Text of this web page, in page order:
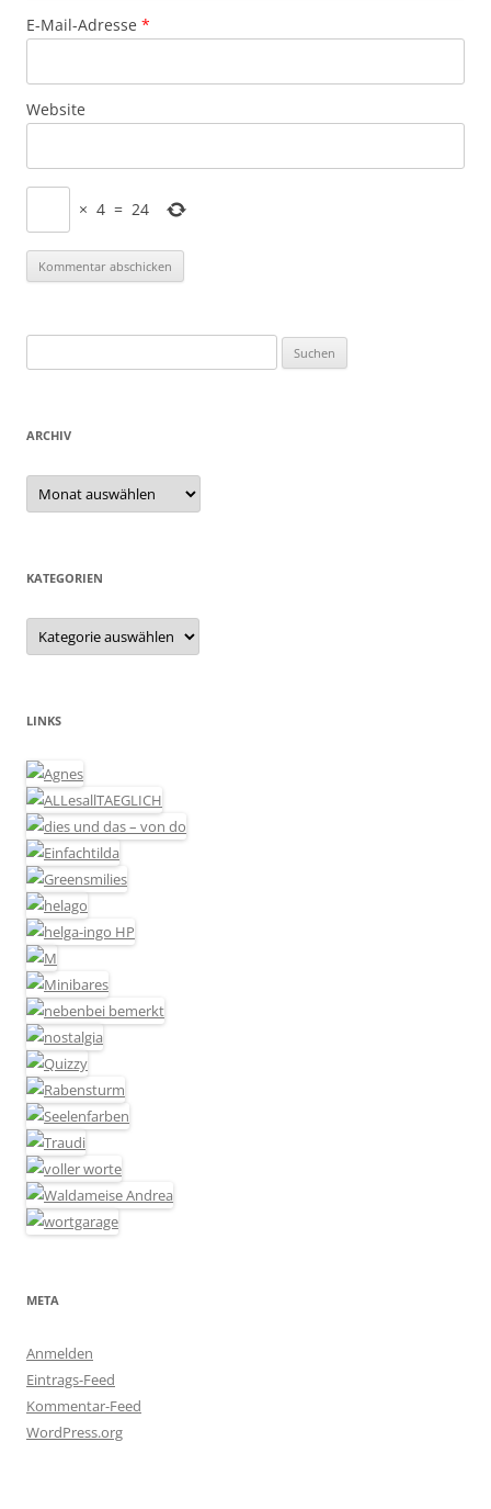
E-Mail-Adresse *
Website
× 4 = 24
nach:
ARCHIV
Archiv
KATEGORIEN
Kategorien
LINKS
META
Anmelden
Eintrags-Feed
Kommentar-Feed
WordPress.org